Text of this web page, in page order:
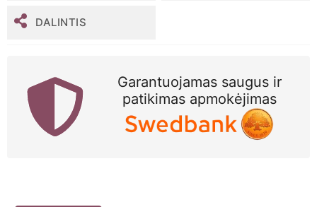
lašai,DALINTIS
Garantuojamas saugus ir
patikimas apmokėjimas